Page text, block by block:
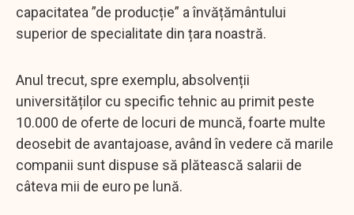
capacitatea ”de producție” a învățământului
superior de specialitate din țara noastră.
Anul trecut, spre exemplu, absolvenții
universităților cu specific tehnic au primit peste
10.000 de oferte de locuri de muncă, foarte multe
deosebit de avantajoase, având în vedere că marile
companii sunt dispuse să plătească salarii de
câteva mii de euro pe lună.